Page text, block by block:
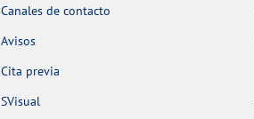
Canales de contacto
Avisos
Cita previa
SVisual